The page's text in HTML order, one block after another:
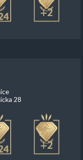
+2
28
+2